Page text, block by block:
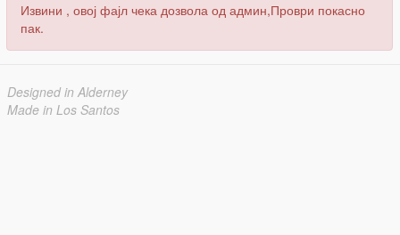
Извини , овој фајл чека дозвола од админ,Проври покасно
пак.
Designed in Alderney
Made in Los Santos